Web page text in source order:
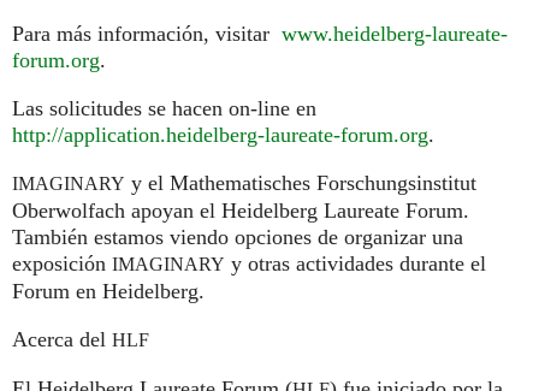
Para más información, visitar www.heidelberg-laureate-
forum.org.
Las solicitudes se hacen on-line en
http://application.heidelberg-laureate-forum.org.
IMAGINARY y el Mathematisches Forschungsinstitut
Oberwolfach apoyan el Heidelberg Laureate Forum.
También estamos viendo opciones de organizar una
exposición IMAGINARY y otras actividades durante el
Forum en Heidelberg.
Acerca del HLF